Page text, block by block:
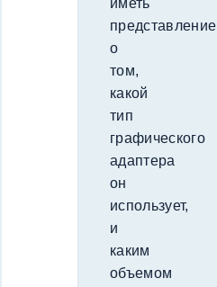
иметь
представление
о
том,
какой
тип
графического
адаптера
он
использует,
и
каким
объемом